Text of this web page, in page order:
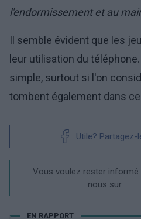
l'endormissement et au
Il semble évident que les
leur utilisation du
simple, surtout si l'on
tombent également dans
Utile? Partagez-
Vous voulez rester informé
nous sur
EN RAPPORT